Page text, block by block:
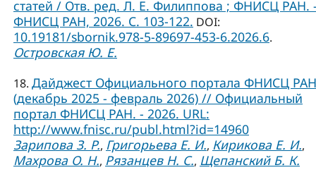
статей / Отв. ред. Л. Е. Филиппова ; ФНИСЦ РАН.
ФНИСЦ РАН, 2026. C. 103-122. DOI:
10.19181/sbornik.978-5-89697-453-6.2026.6.
Островская Ю. Е.
18. Дайджест Официального портала ФНИСЦ РАН
(декабрь 2025 - февраль 2026) // Официальный
портал ФНИСЦ РАН. - 2026. URL:
http://www.fnisc.ru/publ.html?id=14960
Зарипова З. Р., Григорьева Е. И., Кирикова Е. И.,
Махрова О. Н., Рязанцев Н. С., Щепанский Б. К.